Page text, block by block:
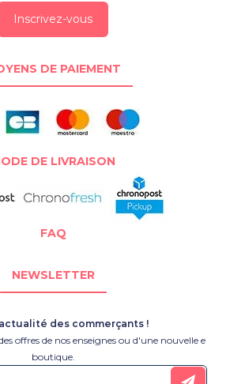
Inscrivez-vous
DE PAIEMENT
DE LIVRAISON
FAQ
NEWSLETTER
des commerçants !
offres de nos enseignes ou d'une nouvelle e
boutique.